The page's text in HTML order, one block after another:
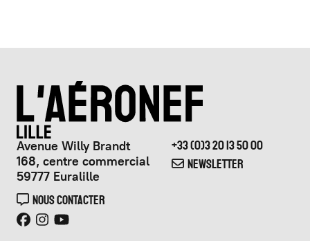
Avenue Willy Brandt
168, centre commercial
59777 Euralille
NOUS CONTACTER
+33 (0)3 20 13 50 00
NEWSLETTER